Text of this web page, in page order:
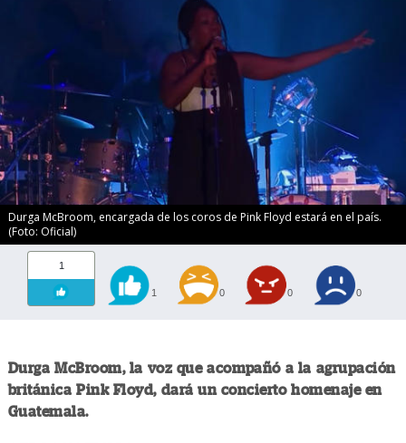
Durga McBroom, encargada de los coros de Pink Floyd estará en el país.
(Foto: Oficial)
1
1 0 0 0
Durga McBroom, la voz que acompañó a la agrupación
británica Pink Floyd, dará un concierto homenaje en
Guatemala.